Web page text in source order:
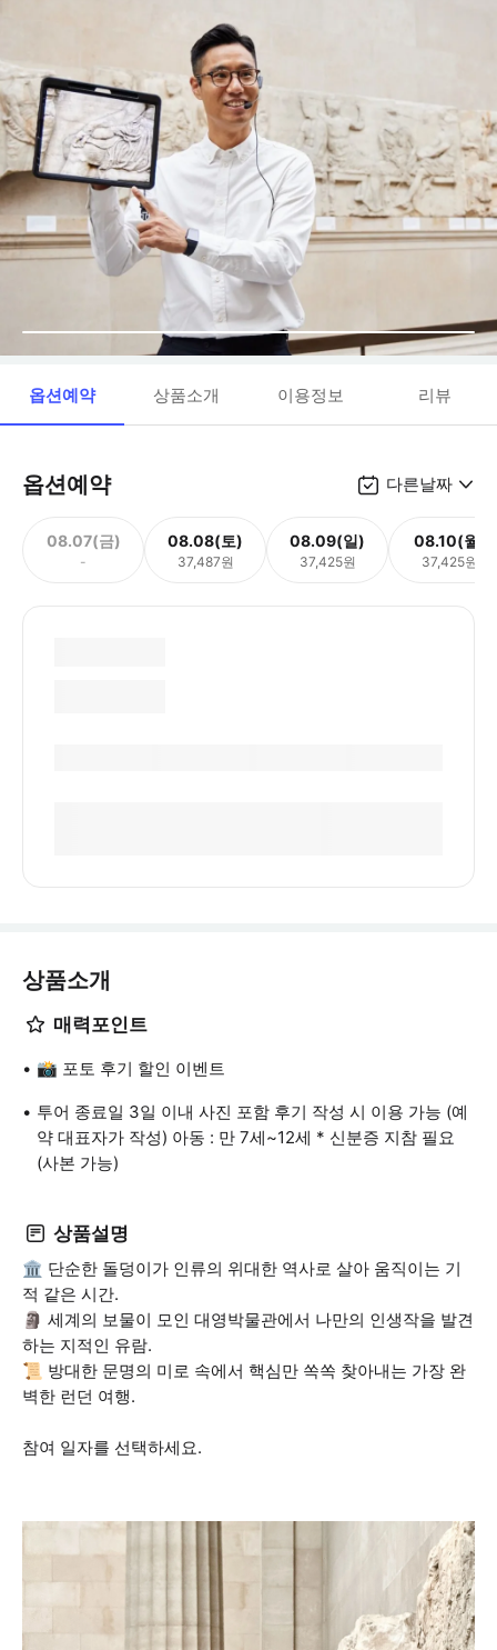
옵션예약 상품소개 이용정보 리뷰
옵션예약 다른날짜
08.07(금)
-
08.08(토)
37,487원
08.09(일)
37,425원
08.10(월)
37,425원
상품소개
매력포인트
📸 포토 후기 할인 이벤트
투어 종료일 3일 이내 사진 포함 후기 작성 시 이용 가능 (예
약 대표자가 작성) 아동 : 만 7세~12세 * 신분증 지참 필요
(사본 가능)
상품설명
🏛️ 단순한 돌덩이가 인류의 위대한 역사로 살아 움직이는 기
적 같은 시간.
🗿 세계의 보물이 모인 대영박물관에서 나만의 인생작을 발견
하는 지적인 유람.
📜 방대한 문명의 미로 속에서 핵심만 쏙쏙 찾아내는 가장 완
벽한 런던 여행.
참여 일자를 선택하세요.